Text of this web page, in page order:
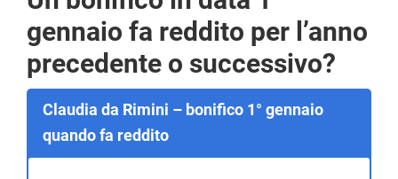
partita
Iva
forfettaria
gennaio fa reddito per l’anno
precedente o successivo?
Claudia da Rimini – bonifico 1° gennaio
quando fa reddito